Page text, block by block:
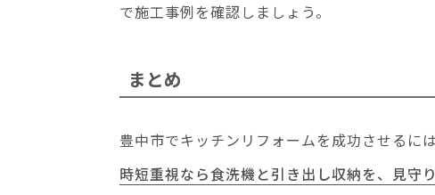
で施工事例を確認しましょう。
まとめ
豊中市でキッチンリフォームを成功させるには
時短重視なら食洗機と引き出し収納を、見守